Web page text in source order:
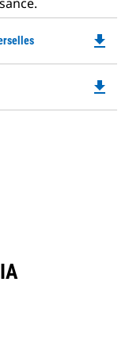
a
file_download
file_download